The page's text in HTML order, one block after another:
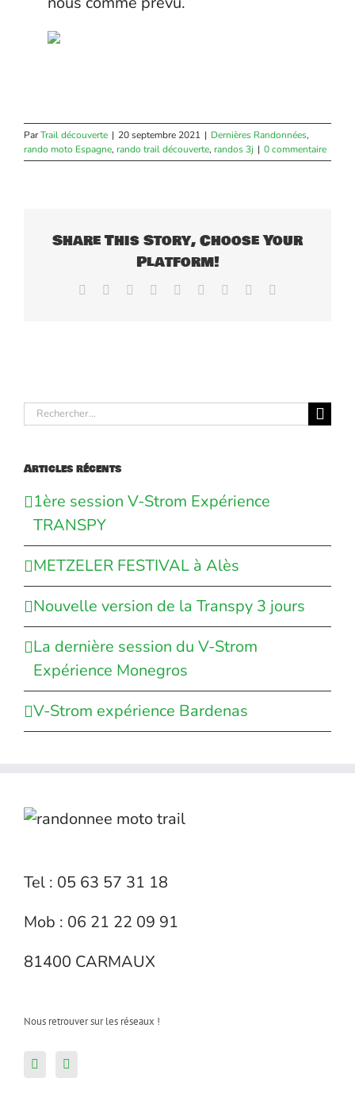
ParTrail découverte | 20 septembre 2021 | Dernières Randonnées,
rando moto Espagne, rando trail découverte, randos 3j | 0 commentaire
Share This Story, Choose Your
Platform!
Facebook Reddit LinkedInWhatsApp
TumblrPinterest
Rechercher:
Articles récents
1ère session V-Strom Expérience
TRANSPY
METZELER FESTIVAL à Alès
Nouvelle version de la Transpy 3 jours
La dernière session du V-Strom
Expérience Monegros
V-Strom expérience Bardenas
Tel : 05 63 57 31 18
Mob : 06 21 22 09 91
81400 CARMAUX
Nous retrouver sur les réseaux !